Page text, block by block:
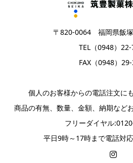
〒820-0064 福岡県飯
TEL（0948）
FAX（0948）
個人のお客様からの電話注文に
商品の有無、数量、金額、納期など
フリーダイヤル
平日9時～17時まで電話対応